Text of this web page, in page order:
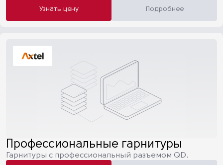
Узнать цену Подробнее
Профессиональные гарнитуры
Гарнитуры с профессиональный разъемом QD.